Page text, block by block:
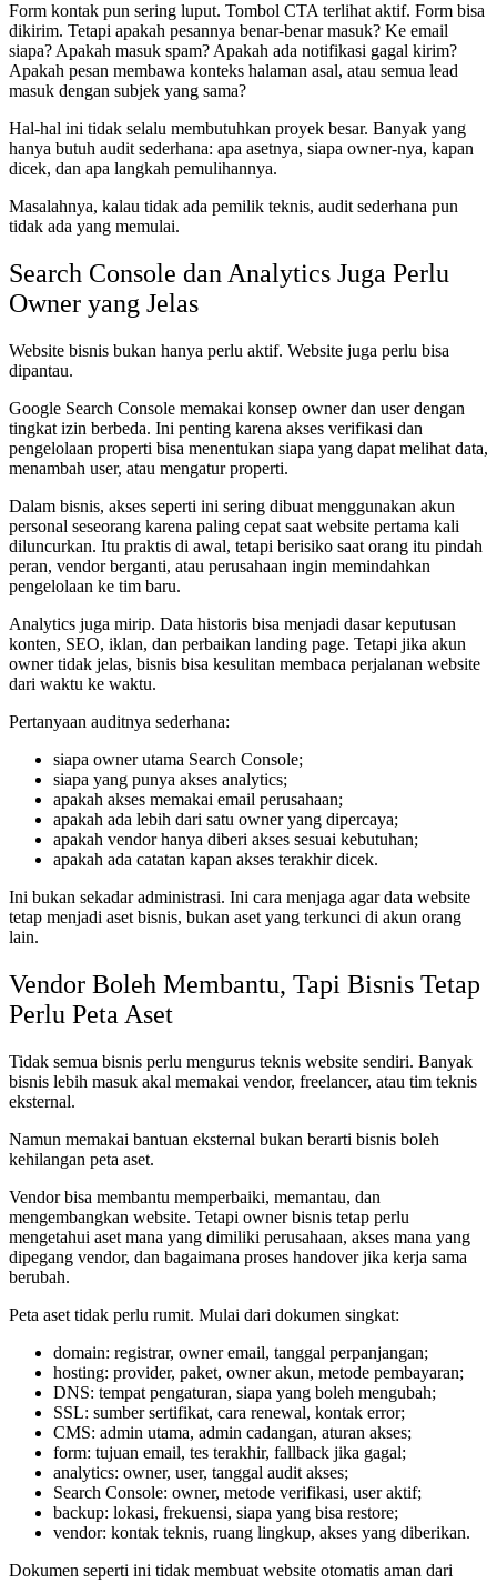
Form kontak pun sering luput. Tombol CTA terlihat aktif. Form bisa
dikirim. Tetapi apakah pesannya benar-benar masuk? Ke email
siapa? Apakah masuk spam? Apakah ada notifikasi gagal kirim?
Apakah pesan membawa konteks halaman asal, atau semua lead
masuk dengan subjek yang sama?
Hal-hal ini tidak selalu membutuhkan proyek besar. Banyak yang
hanya butuh audit sederhana: apa asetnya, siapa owner-nya, kapan
dicek, dan apa langkah pemulihannya.
Masalahnya, kalau tidak ada pemilik teknis, audit sederhana pun
tidak ada yang memulai.
Search Console dan Analytics Juga Perlu
Owner yang Jelas
Website bisnis bukan hanya perlu aktif. Website juga perlu bisa
dipantau.
Google Search Console memakai konsep owner dan user dengan
tingkat izin berbeda. Ini penting karena akses verifikasi dan
pengelolaan properti bisa menentukan siapa yang dapat melihat data,
menambah user, atau mengatur properti.
Dalam bisnis, akses seperti ini sering dibuat menggunakan akun
personal seseorang karena paling cepat saat website pertama kali
diluncurkan. Itu praktis di awal, tetapi berisiko saat orang itu pindah
peran, vendor berganti, atau perusahaan ingin memindahkan
pengelolaan ke tim baru.
Analytics juga mirip. Data historis bisa menjadi dasar keputusan
konten, SEO, iklan, dan perbaikan landing page. Tetapi jika akun
owner tidak jelas, bisnis bisa kesulitan membaca perjalanan website
dari waktu ke waktu.
Pertanyaan auditnya sederhana:
siapa owner utama Search Console;
siapa yang punya akses analytics;
apakah akses memakai email perusahaan;
apakah ada lebih dari satu owner yang dipercaya;
apakah vendor hanya diberi akses sesuai kebutuhan;
apakah ada catatan kapan akses terakhir dicek.
Ini bukan sekadar administrasi. Ini cara menjaga agar data website
tetap menjadi aset bisnis, bukan aset yang terkunci di akun orang
lain.
Vendor Boleh Membantu, Tapi Bisnis Tetap
Perlu Peta Aset
Tidak semua bisnis perlu mengurus teknis website sendiri. Banyak
bisnis lebih masuk akal memakai vendor, freelancer, atau tim teknis
eksternal.
Namun memakai bantuan eksternal bukan berarti bisnis boleh
kehilangan peta aset.
Vendor bisa membantu memperbaiki, memantau, dan
mengembangkan website. Tetapi owner bisnis tetap perlu
mengetahui aset mana yang dimiliki perusahaan, akses mana yang
dipegang vendor, dan bagaimana proses handover jika kerja sama
berubah.
Peta aset tidak perlu rumit. Mulai dari dokumen singkat:
domain: registrar, owner email, tanggal perpanjangan;
hosting: provider, paket, owner akun, metode pembayaran;
DNS: tempat pengaturan, siapa yang boleh mengubah;
SSL: sumber sertifikat, cara renewal, kontak error;
CMS: admin utama, admin cadangan, aturan akses;
form: tujuan email, tes terakhir, fallback jika gagal;
analytics: owner, user, tanggal audit akses;
Search Console: owner, metode verifikasi, user aktif;
backup: lokasi, frekuensi, siapa yang bisa restore;
vendor: kontak teknis, ruang lingkup, akses yang diberikan.
Dokumen seperti ini tidak membuat website otomatis aman dari